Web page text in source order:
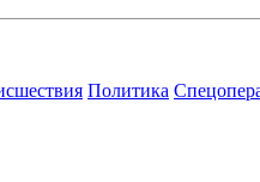
Политика